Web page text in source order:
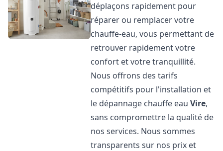
déplaçons rapidement pour
réparer ou remplacer votre
chauffe-eau, vous permettant de
retrouver rapidement votre
confort et votre tranquillité.
Nous offrons des tarifs
compétitifs pour l'installation et
le dépannage chauffe eauVire,
sans compromettre la qualité de
nos services. Nous sommes
transparents sur nos prix et